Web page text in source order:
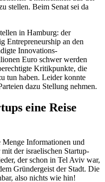
stellen. Beim Senat sei da
in Hamburg: der
Entrepreneurship an den
Innovations-
Euro schwer werden
Kritikpunkte, die
tun haben. Leider konnte
dazu Stellung nehmen.
eine Reise
Menge Informationen und
der israelischen Startup-
der schon in Tel Aviv war,
Gründergeist der Stadt. Die
also nichts wie hin!